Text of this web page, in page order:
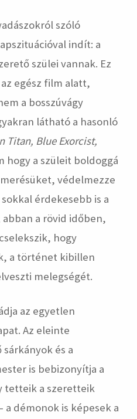
szóló
indít: a
szülei vannak. Ez
egész film alatt,
a bosszúvágy
látható a hasonló
Titan, Blue Exorcist,
hogy a szüleit boldoggá
védelmezze
érdekesebb is a
a rövid időben,
hogy
a történet kibillen
melegségét.
az egyetlen
Az eleinte
és a
is bebizonyítja a
tetteik a szeretteik
démonok is képesek a